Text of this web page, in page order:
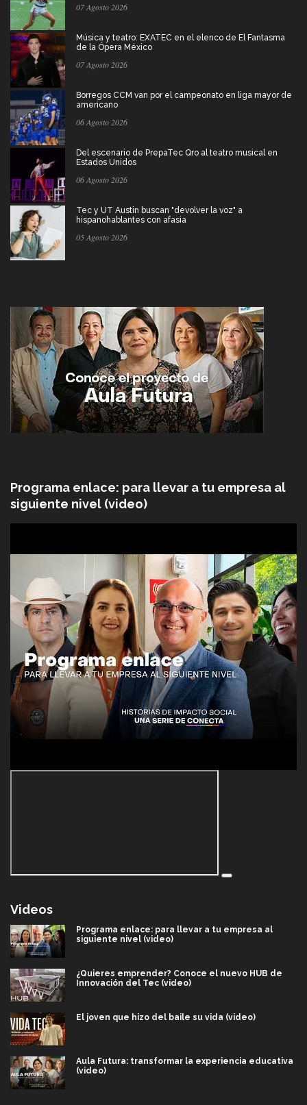
07 Agosto 2026
Música y teatro: EXATEC en el elenco de El Fantasma
de la Ópera México
07 Agosto 2026
Borregos CCM van por el campeonato en liga mayor de
americano
06 Agosto 2026
Del escenario de PrepaTec Qro al teatro musical en
Estados Unidos
06 Agosto 2026
Tec y UT Austin buscan "devolver la voz" a
hispanohablantes con afasia
05 Agosto 2026
Programa enlace: para llevar a tu empresa al
siguiente nivel (video)
Videos
Programa enlace: para llevar a tu empresa al
siguiente nivel (video)
¿Quieres emprender? Conoce el nuevo HUB de
Innovación del Tec (video)
El joven que hizo del baile su vida (video)
Aula Futura: transformar la experiencia educativa
(video)